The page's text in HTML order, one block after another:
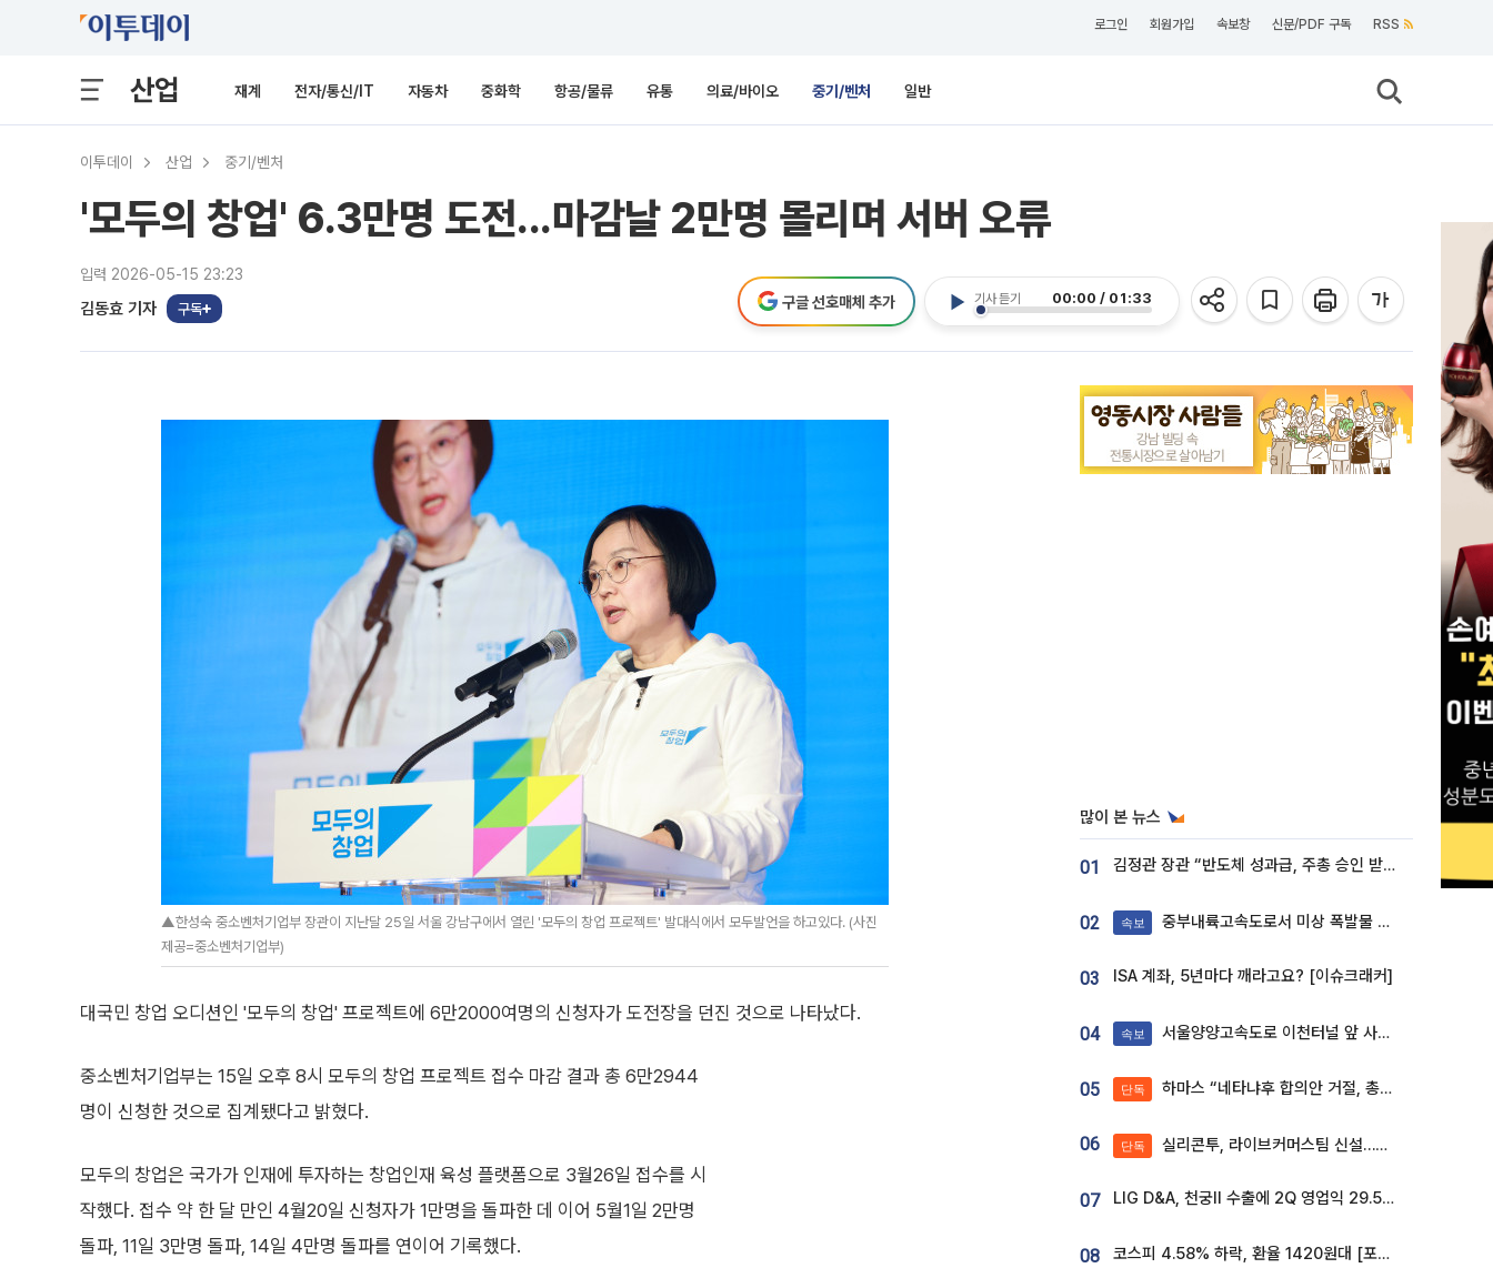
로그인 회원가입 속보창 신문/PDF 구독 RSS
산업 재계 전자/통신/IT 자동차 중화학 항공/물류 유통 의료/바이오 중기/벤처 일반
이투데이 산업 중기/벤처
'모두의 창업' 6.3만명 도전...마감날 2만명 몰리며 서버 오류
입력 2026-05-15 23:23
김동효 기자 구독
기사 듣기 00:00 / 01:33
구글 선호매체 추가
▲한성숙 중소벤처기업부 장관이 지난달 25일 서울 강남구에서 열린 '모두의 창업 프로젝트' 발대식에서 모두발언을 하고있다. (사진
제공=중소벤처기업부)
대국민 창업 오디션인 '모두의 창업' 프로젝트에 6만2000여명의 신청자가 도전장을 던진 것으로 나타났다.
중소벤처기업부는 15일 오후 8시 모두의 창업 프로젝트 접수 마감 결과 총 6만2944
명이 신청한 것으로 집계됐다고 밝혔다.
모두의 창업은 국가가 인재에 투자하는 창업인재 육성 플랫폼으로 3월26일 접수를 시
작했다. 접수 약 한 달 만인 4월20일 신청자가 1만명을 돌파한 데 이어 5월1일 2만명
돌파, 11일 3만명 돌파, 14일 4만명 돌파를 연이어 기록했다.
많이 본 뉴스
01 김정관 장관 “반도체 성과급, 주총 승인 받도록”…상법·자본시장법 개정 시사
02 속보 중부내륙고속도로서 미상 폭발물 발견
03 ISA 계좌, 5년마다 깨라고요? [이슈크래커]
04 속보 서울양양고속도로 이천터널 앞 사고 발생
05 단독 하마스 “네타냐후 합의안 거절, 총선 앞두고 시간 끌기”
06 단독 실리콘투, 라이브커머스팀 신설…K뷰티 ‘글로벌 판매망’ 확대[K뷰티 라방戰]
07 LIG D&A, 천궁Ⅱ 수출에 2Q 영업익 29.5%↑…수주잔고 24.6조 [종합]
08 코스피 4.58% 하락, 환율 1420원대 [포토]